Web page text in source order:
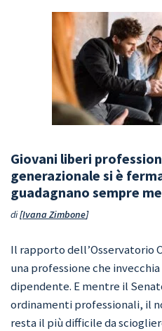
Giovani liberi
generazionale si è
guadagnano sempre
di Ivana Zimbone
Il rapporto dell’Osservatorio
una professione che
dipendente. E mentre il
ordinamenti professionali, il
resta il più difficile da